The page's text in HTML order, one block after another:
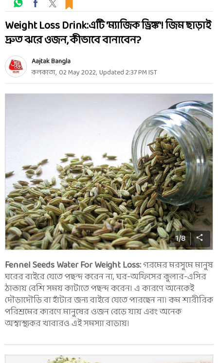
Weight Loss Drink:এটি 'ম্যাজিক ড্রিঙ্ক'! জিম ছাড়াই
দ্রুত ঝরে ওজন, কীভাবে বানাবেন?
Aajtak Bangla
কলকাতা, 02 May 2022, Updated2:37 PMIST
1/8
Fennel Seeds Water For Weight Loss:গরমের মরসুমে মানুষ
ঘরের বাইরে যেতে পছন্দ করেন না, ঘর-অফিসের কুলার-এসির
ঠান্ডায় বেশি সময় কাটাতে পছন্দ করেন। এ কারণে অনেকেই
দৌড়াদৌড়ি বা হাঁটার জন্য বাইরে যেতে পারছেন না। কম শারীরিক
পরিশ্রমের কারণে মানুষের ওজন বেড়ে যায় এবং অনেক
অস্বাস্থ্যকর খাবারও এই সমস্যা বাড়ায়।